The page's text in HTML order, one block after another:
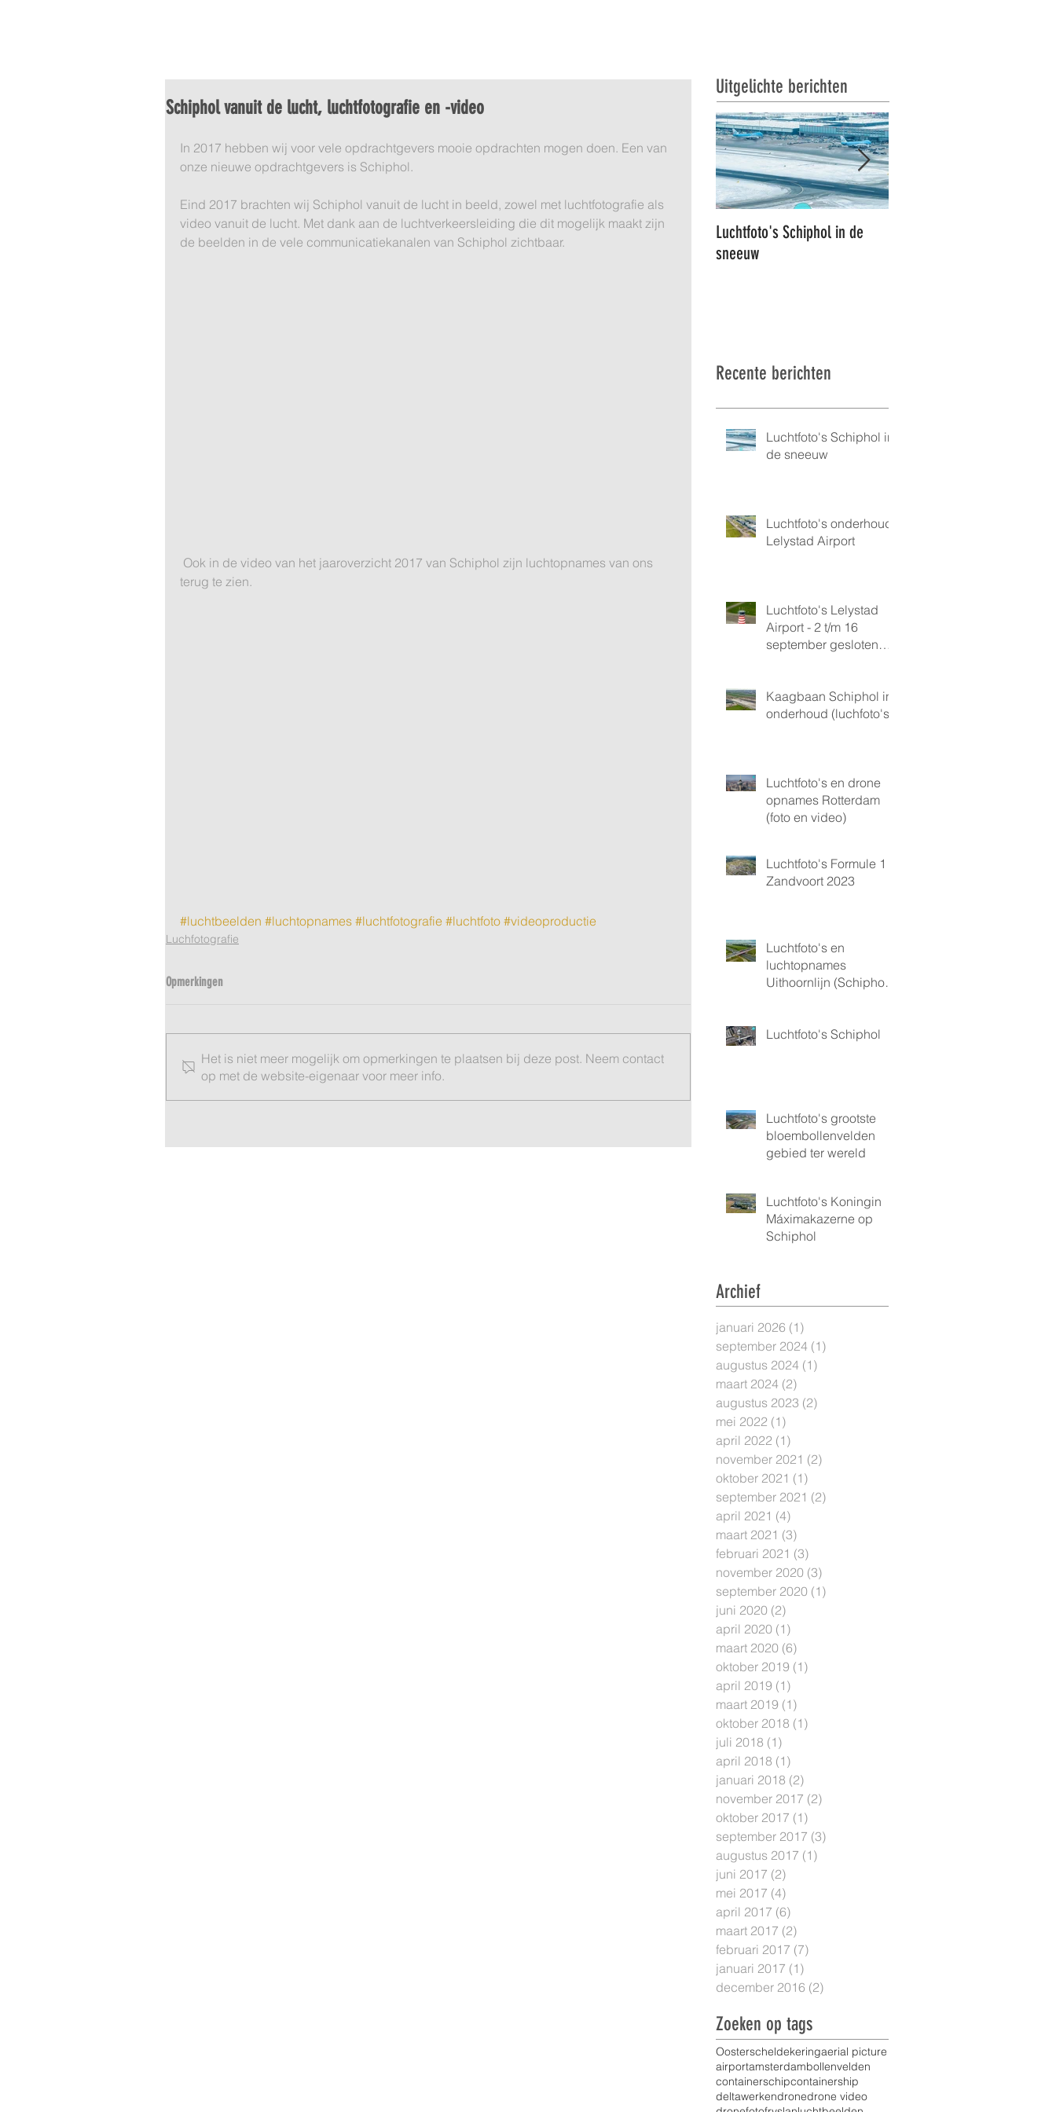
Schiphol vanuit de lucht, luchtfotografie en -video
In 2017 hebben wij voor vele opdrachtgevers mooie opdrachten mogen doen. Een van
onze nieuwe opdrachtgevers is Schiphol.
Eind 2017 brachten wij Schiphol vanuit de lucht in beeld, zowel met luchtfotografie als
video vanuit de lucht. Met dank aan de luchtverkeersleiding die dit mogelijk maakt zijn
de beelden in de vele communicatiekanalen van Schiphol zichtbaar.
terug te zien.
#luchtbeelden #luchtopnames #luchtfotografie #luchtfoto #videoproductie
Luchfotografie
Opmerkingen
Het is niet meer mogelijk om opmerkingen te plaatsen bij deze post. Neem contact
op met de website-eigenaar voor meer info.
Uitgelichte berichten
Luchtfoto's Schiphol in de
sneeuw
Recente berichten
Luchtfoto's Schiphol in
de sneeuw
Luchtfoto's onderhoud
Lelystad Airport
Luchtfoto's Lelystad
Airport - 2 t/m 16
september gesloten
Kaagbaan Schiphol in
onderhoud (luchfoto's)
Luchtfoto's en drone
opnames Rotterdam
(foto en video)
Luchtfoto's Formule 1
Zandvoort 2023
Luchtfoto's en
luchtopnames
Uithoornlijn (Schiphol
Luchtfoto's Schiphol
Luchtfoto's grootste
bloembollenvelden
gebied ter wereld
Luchtfoto's Koningin
Máximakazerne op
Schiphol
Archief
januari 2026 (1)
september 2024 (1)
augustus 2024 (1)
maart 2024 (2)
augustus 2023 (2)
mei 2022 (1)
april 2022 (1)
november 2021 (2)
oktober 2021 (1)
september 2021 (2)
april 2021 (4)
maart 2021 (3)
februari 2021 (3)
november 2020 (3)
september 2020 (1)
juni 2020 (2)
april 2020 (1)
maart 2020 (6)
oktober 2019 (1)
april 2019 (1)
maart 2019 (1)
oktober 2018 (1)
juli 2018 (1)
april 2018 (1)
januari 2018 (2)
november 2017 (2)
oktober 2017 (1)
september 2017 (3)
augustus 2017 (1)
juni 2017 (2)
mei 2017 (4)
april 2017 (6)
maart 2017 (2)
februari 2017 (7)
januari 2017 (1)
december 2016 (2)
Zoeken op tags
Oosterscheldekeringaerial picture
airportamsterdambollenvelden
containerschipcontainership
deltawerkendronedrone video